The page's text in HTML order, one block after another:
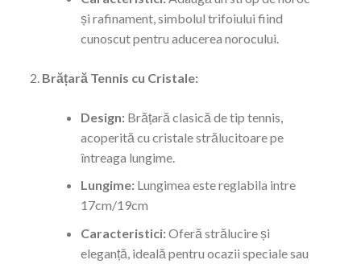
și rafinament, simbolul trifoiului fiind
cunoscut pentru aducerea norocului.
Brățară Tennis cu Cristale:
Design:Brățară clasică de tip tennis,
acoperită cu cristale strălucitoare pe
întreaga lungime.
Lungime: Lungimea este reglabila intre
17cm/19cm
Caracteristici:Oferă strălucire și
eleganță, ideală pentru ocazii speciale sau